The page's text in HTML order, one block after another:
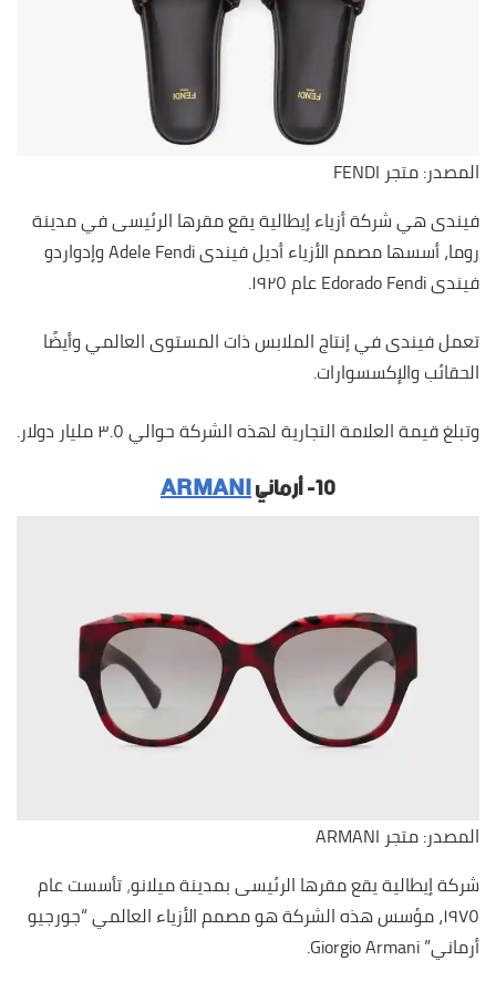
المصدر: متجر FENDI
فيندى هي شركة أزياء إيطالية يقع مقرها الرئيسى في مدينة
روما، أسسها مصمم الأزياء أديل فيندى Adele Fendi وإدواردو
فيندى Edorado Fendi عام ١٩٢٥.
تعمل فيندى في إنتاج الملابس ذات المستوى العالمي وأيضًا
الحقائب والإكسسوارات.
وتبلغ قيمة العلامة التجارية لهذه الشركة حوالي ٣.٥ مليار دولار.
١٠- أرماني ARMANI
المصدر: متجر ARMANI
شركة إيطالية يقع مقرها الرئيسى بمدينة ميلانو،تأسست عام
١٩٧٥، مؤسس هذه الشركة هو مصمم الأزياء العالمي “جورجيو
أرماني” Giorgio Armani.